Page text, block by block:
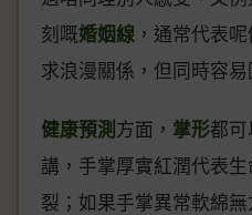
刻嘅婚姻線 ，通常代表
求浪漫關係，但同時容
健康預測 方面， 掌形都
講，手掌厚實紅潤代表生
裂；如果手掌異常軟綿